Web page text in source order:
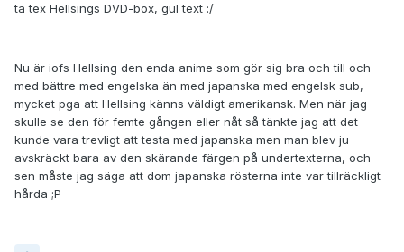
ta tex Hellsings DVD-box, gul text :/
Nu är iofs Hellsing den enda anime som gör sig bra och till och
med bättre med engelska än med japanska med engelsk sub,
mycket pga att Hellsing känns väldigt amerikansk. Men när jag
skulle se den för femte gången eller nåt så tänkte jag att det
kunde vara trevligt att testa med japanska men man blev ju
avskräckt bara av den skärande färgen på undertexterna, och
sen måste jag säga att dom japanska rösterna inte var tillräckligt
hårda ;P